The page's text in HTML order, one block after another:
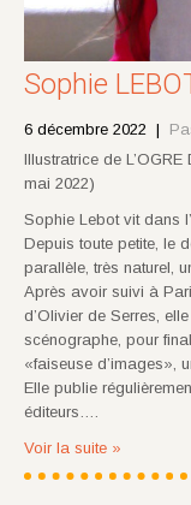
Sophie
6 décembre 2022 |
Illustratrice de
mai 2022)
Sophie Lebot vit dans
Depuis toute petite, le
parallèle, très naturel,
Après avoir suivi à
d’Olivier de Serres,
scénographe, pour
«faiseuse d’images»,
Elle publie
éditeurs….
Voir la suite »